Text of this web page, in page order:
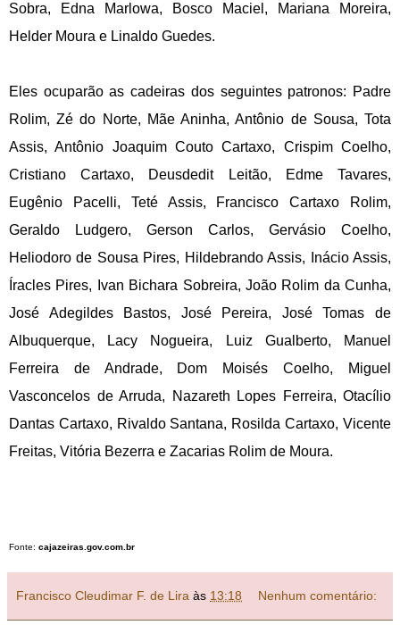
Sobra, Edna Marlowa, Bosco Maciel, Mariana Moreira,
Helder Moura e Linaldo Guedes.
Eles ocuparão as cadeiras dos seguintes patronos: Padre
Rolim, Zé do Norte, Mãe Aninha, Antônio de Sousa, Tota
Assis, Antônio Joaquim Couto Cartaxo, Crispim Coelho,
Cristiano Cartaxo, Deusdedit Leitão, Edme Tavares,
Eugênio Pacelli, Teté Assis, Francisco Cartaxo Rolim,
Geraldo Ludgero, Gerson Carlos, Gervásio Coelho,
Heliodoro de Sousa Pires, Hildebrando Assis, Inácio Assis,
Íracles Pires, Ivan Bichara Sobreira, João Rolim da Cunha,
José Adegildes Bastos, José Pereira, José Tomas de
Albuquerque, Lacy Nogueira, Luiz Gualberto, Manuel
Ferreira de Andrade, Dom Moisés Coelho, Miguel
Vasconcelos de Arruda, Nazareth Lopes Ferreira, Otacílio
Dantas Cartaxo, Rivaldo Santana, Rosilda Cartaxo, Vicente
Freitas, Vitória Bezerra e Zacarias Rolim de Moura.
Fonte: cajazeiras.gov.com.br
Francisco Cleudimar F. de Lira às 13:18 Nenhum comentário: